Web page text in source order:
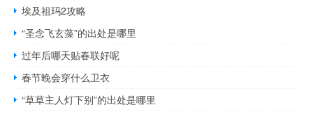
埃及祖玛2攻略
“圣念飞玄藻”的出处是哪里
过年后哪天贴春联好呢
春节晚会穿什么卫衣
“草草主人灯下别”的出处是哪里